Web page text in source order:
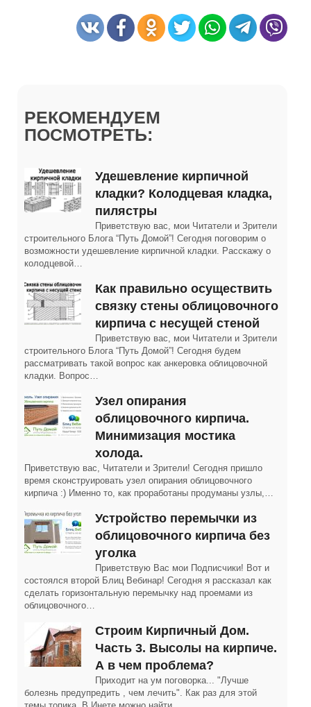
РЕКОМЕНДУЕМ
ПОСМОТРЕТЬ:
Удешевление кирпичной
кладки? Колодцевая кладка,
пилястры
Приветствую вас, мои Читатели и Зрители
строительного Блога “Путь Домой”! Сегодня поговорим о
возможности удешевление кирпичной кладки. Расскажу о
колодцевой…
Как правильно осуществить
связку стены облицовочного
кирпича с несущей стеной
Приветствую вас, мои Читатели и Зрители
строительного Блога “Путь Домой”! Сегодня будем
рассматривать такой вопрос как анкеровка облицовочной
кладки. Вопрос…
Узел опирания
облицовочного кирпича.
Минимизация мостика
холода.
Приветствую вас, Читатели и Зрители! Сегодня пришло
время сконструировать узел опирания облицовочного
кирпича :) Именно то, как проработаны продуманы узлы,…
Устройство перемычки из
облицовочного кирпича без
уголка
Приветствую Вас мои Подписчики! Вот и
состоялся второй Блиц Вебинар! Сегодня я рассказал как
сделать горизонтальную перемычку над проемами из
облицовочного…
Строим Кирпичный Дом.
Часть 3. Высолы на кирпиче.
А в чем проблема?
Приходит на ум поговорка... "Лучше
болезнь предупредить , чем лечить". Как раз для этой
темы топика. В Инете можно найти…